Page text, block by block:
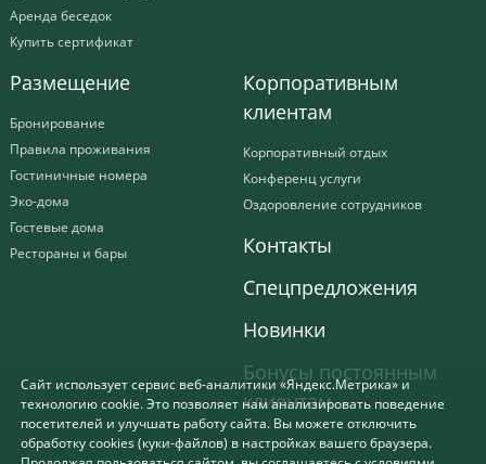
Аренда беседок
Купить сертификат
Размещение
Бронирование
Правила проживания
Гостиничные номера
Эко-дома
Гостевые дома
Рестораны и бары
Корпоративным
клиентам
Корпоративный отдых
Конференц услуги
Оздоровление сотрудников
Контакты
Спецпредложения
Новинки
Бонусы постоянным
клиентам
Сайт использует сервис веб-аналитики «Яндекс.Метрика» и
технологию cookie. Это позволяет нам анализировать поведение
посетителей и улучшать работу сайта. Вы можете отключить
обработку cookies (куки-файлов) в настройках вашего браузера.